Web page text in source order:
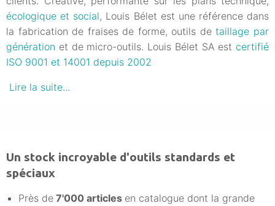
écologique et social, Louis Bélet est une référence dans
la fabrication de fraises de forme, outils detaillage par
génération et de micro-outils. Louis Bélet SA est certifié
ISO 9001 et 14001 depuis 2002
Lire la suite...
Un stock incroyable d'outils standards et
spéciaux
Près de 7'000 articles en catalogue dont la grande